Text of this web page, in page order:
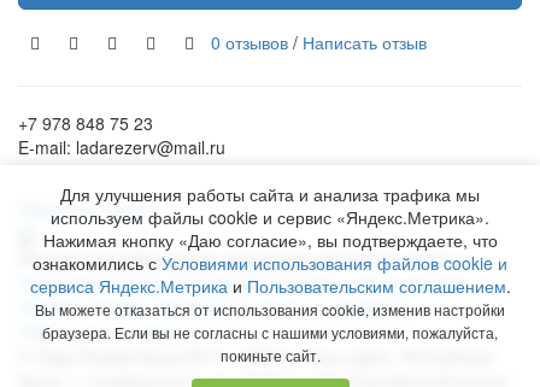
0 отзывов / Написать отзыв
+7 978 848 75 23
E-mail: ladarezerv@mail.ru
Обратный звонок
Рекламу в Симферополе заказывают наwww.ra-salgir.ru.
Пользовательское соглашение Политика использования
cookies и Яндекс.Метрики Согласие на обработку
персональных данных
2017 - 2026 гг. Наш адрес:
Симферополь,пр. Победы, 230, Бородинский рынок
Для улучшения работы сайта и анализа трафика мы
используем файлы cookie и сервис «Яндекс.Метрика».
Нажимая кнопку «Даю согласие», вы подтверждаете, что
ознакомились с Условиями использования файлов cookie и
сервиса Яндекс.Метрикаи Пользовательским соглашением.
Вы можете отказаться от использования cookie, изменив настройки
браузера. Если вы не согласны с нашими условиями, пожалуйста,
покиньте сайт.